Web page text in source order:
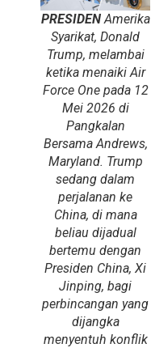
PRESIDENAmerika
Syarikat, Donald
Trump, melambai
ketika menaiki Air
Force One pada 12
Mei 2026 di
Pangkalan
Bersama Andrews,
Maryland. Trump
sedang dalam
perjalanan ke
China, di mana
beliau dijadual
bertemu dengan
Presiden China, Xi
Jinping, bagi
perbincangan yang
dijangka
menyentuh konflik